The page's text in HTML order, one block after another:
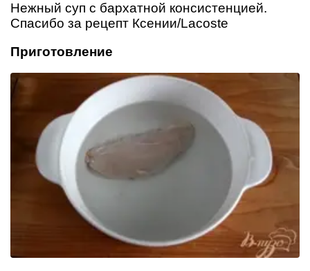
Нежный суп с бархатной консистенцией.
Спасибо за рецепт Ксении/Lacoste
Приготовление